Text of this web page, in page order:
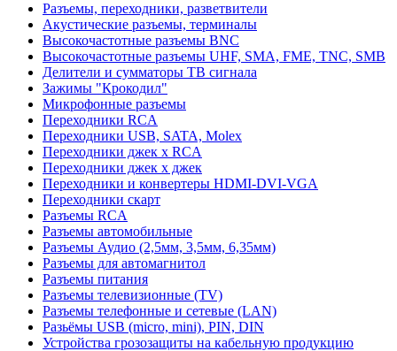
Разъемы, переходники, разветвители
Акустические разъемы, терминалы
Высокочастотные разъемы BNC
Высокочастотные разъемы UHF, SMA, FME, TNC, SMB
Делители и сумматоры ТВ сигнала
Зажимы "Крокодил"
Микрофонные разъемы
Переходники RCA
Переходники USB, SATA, Molex
Переходники джек х RCA
Переходники джек х джек
Переходники и конвертеры HDMI-DVI-VGA
Переходники скарт
Разъемы RCA
Разъемы автомобильные
Разъемы Аудио (2,5мм, 3,5мм, 6,35мм)
Разъемы для автомагнитол
Разъемы питания
Разъемы телевизионные (TV)
Разъемы телефонные и сетевые (LAN)
Разьёмы USB (micro, mini), PIN, DIN
Устройства грозозащиты на кабельную продукцию